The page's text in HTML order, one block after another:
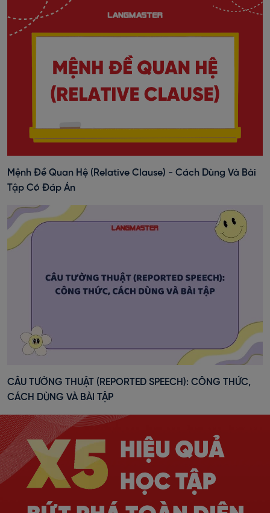
Mệnh Đề Quan Hệ (Relative Clause) - Cách Dùng Và Bài
Tập Có Đáp Án
CÂU TƯỜNG THUẬT (REPORTED SPEECH): CÔNG THỨC,
CÁCH DÙNG VÀ BÀI TẬP